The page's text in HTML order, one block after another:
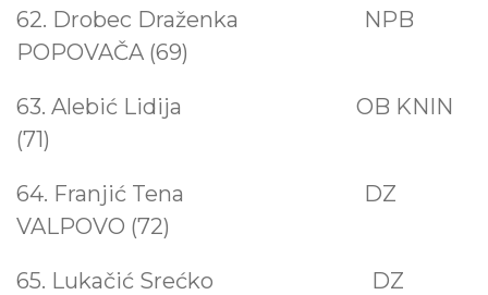
62. Drobec Draženka NPB
POPOVAČA (69)
63. Alebić Lidija OB KNIN
(71)
64. Franjić Tena
DZ
VALPOVO (72)
65. Lukačić Srećko DZ